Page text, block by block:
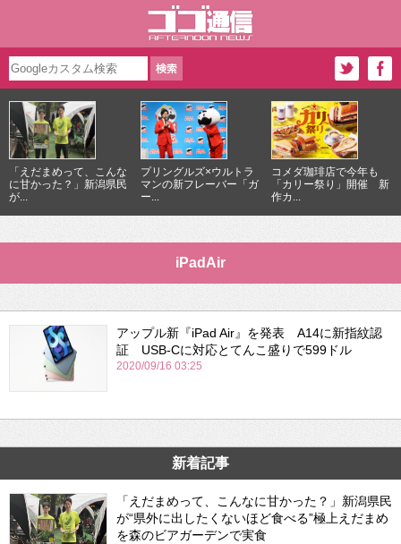
「えだまめって、こんな
に甘かった？」新潟県民
が...
プリングルズ×ウルトラ
マンの新フレーバー「ガ
ー...
コメダ珈琲店で今年も
「カリー祭り」開催 新
作カ...
iPadAir
アップル新『iPad Air』を発表 A14に新指紋認
証 USB-Cに対応とてんこ盛りで599ドル
2020/09/16 03:25
新着記事
「えだまめって、こんなに甘かった？」新潟県民
が“県外に出したくないほど食べる”極上えだまめ
を森のビアガーデンで実食